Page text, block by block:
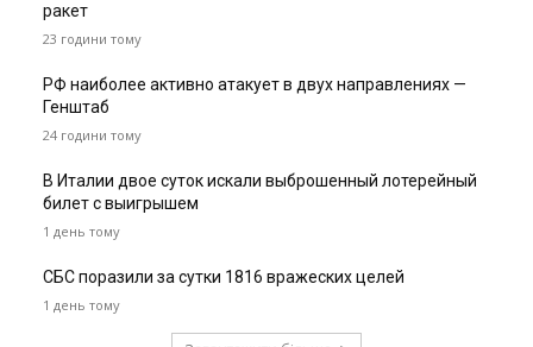
ракет
23 години тому
РФ наиболее активно атакует в двух направлениях —
Генштаб
24 години тому
В Италии двое суток искали выброшенный лотерейный
билет с выигрышем
1 день тому
СБС поразили за сутки 1816 вражеских целей
1 день тому